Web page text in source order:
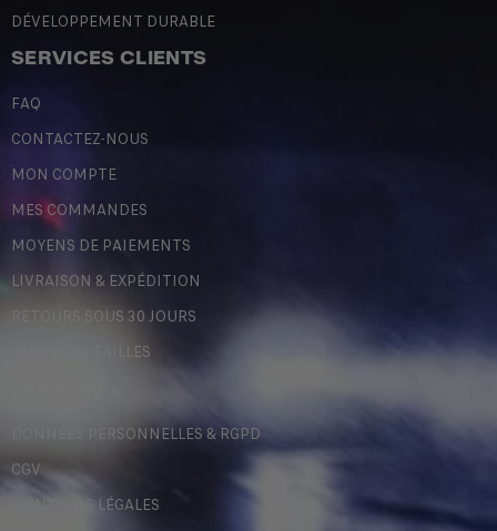
DÉVELOPPEMENT DURABLE
SERVICES CLIENTS
FAQ
CONTACTEZ-NOUS
MON COMPTE
MES COMMANDES
MOYENS DE PAIEMENTS
LIVRAISON & EXPÉDITION
RETOURS SOUS 30 JOURS
GUIDE DES TAILLES
DONNÉES PERSONNELLES & RGPD
CGV
MENTIONS LÉGALES